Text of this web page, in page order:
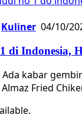
Kuliner 04/10/
di Indonesia,
kabar
Fried